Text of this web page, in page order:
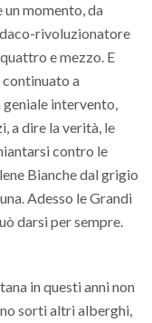
momento, da
rivoluzionatore
e mezzo. E
continuato a
geniale intervento,
a dire la verità, le
contro le
Bianche dal grigio
Adesso le Grandi
darsi per sempre.
in questi anni non
sorti altri alberghi,